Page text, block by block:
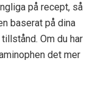
på recept, så
baserat på dina
Om du har
det mer